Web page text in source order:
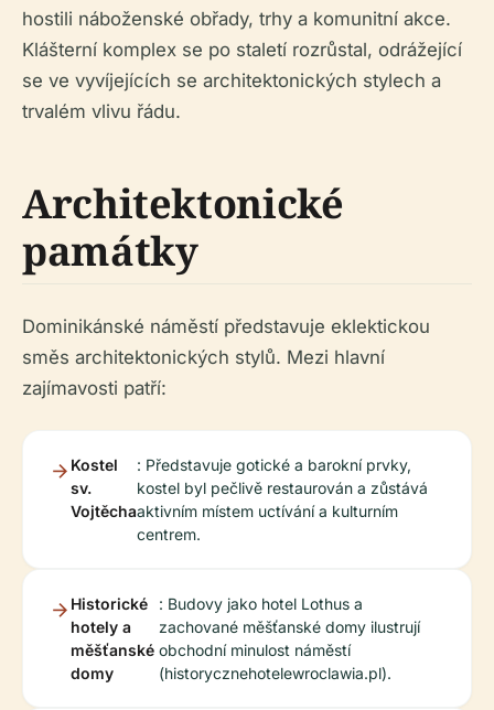
hostili náboženské obřady, trhy a komunitní akce.
Klášterní komplex se po staletí rozrůstal, odrážející
se ve vyvíjejících se architektonických stylech a
trvalém vlivu řádu.
Architektonické
památky
Dominikánské náměstí představuje eklektickou
směs architektonických stylů. Mezi hlavní
zajímavosti patří:
Kostel
sv.
Vojtěcha
: Představuje gotické a barokní prvky,
kostel byl pečlivě restaurován a zůstává
aktivním místem uctívání a kulturním
centrem.
Historické
hotely a
měšťanské
domy
: Budovy jako hotel Lothus a
zachované měšťanské domy ilustrují
obchodní minulost náměstí
(historycznehotelewroclawia.pl).